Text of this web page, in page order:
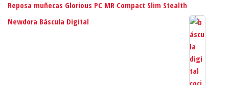
Reposa muñecas Glorious PC MR Compact Slim Stealth
Newdora Báscula Digital